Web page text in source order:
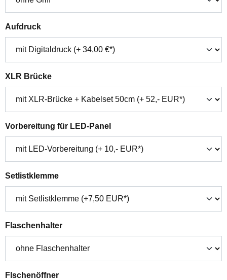
Aufdruckauswählen
XLR Brückeauswählen
Vorbereitung für LED-Panelauswählen
Setlistklemmeauswählen
Flaschenhalterauswählen
Flschenöffnerauswählen